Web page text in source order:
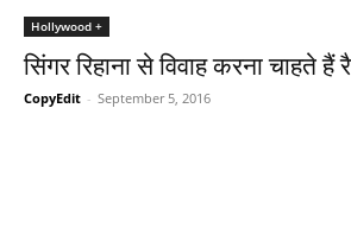
Hollywood +
सिंगर रिहाना से विवाह करना चाहते
CopyEdit - September 5, 2016